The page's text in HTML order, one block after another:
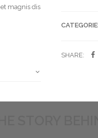
et magnis dis
SHARE: